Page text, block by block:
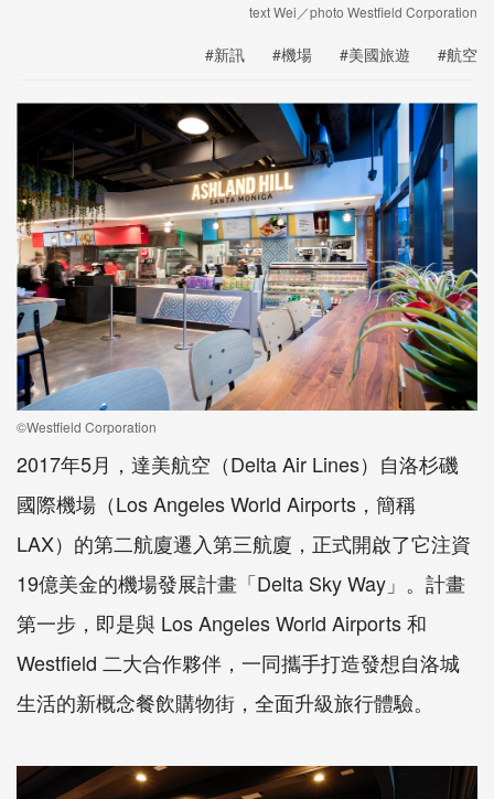
text Wei／photo Westfield Corporation
#新訊 #機場 #美國旅遊 #航空
©Westfield Corporation
2017年5月，達美航空（Delta Air Lines）自洛杉磯
國際機場（Los Angeles World Airports，簡稱
LAX）的第二航廈遷入第三航廈，正式開啟了它注資
19億美金的機場發展計畫「Delta Sky Way」。計畫
第一步，即是與 Los Angeles World Airports 和
Westfield 二大合作夥伴，一同攜手打造發想自洛城
生活的新概念餐飲購物街，全面升級旅行體驗。